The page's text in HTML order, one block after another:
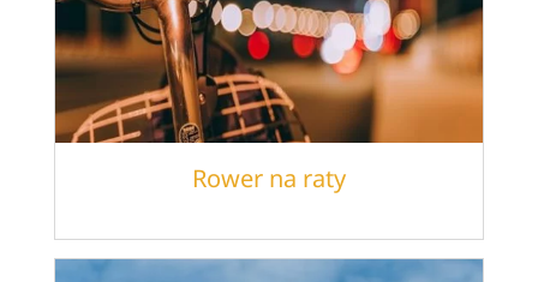
Rower na raty